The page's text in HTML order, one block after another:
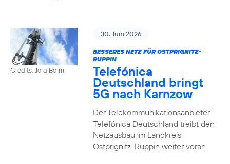
Credits: Jörg Borm
30. Juni 2026
BESSERES NETZ FÜR OSTPRIGNITZ-
RUPPIN
Telefónica
Deutschland bringt
5G nach Karnzow
Der Telekommunikationsanbieter
Telefónica Deutschland treibt den
Netzausbau im Landkreis
Ostprignitz-Ruppin weiter voran